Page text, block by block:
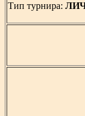
Тип турнира: